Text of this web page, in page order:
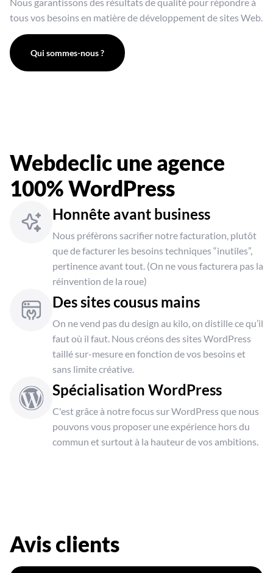
tous vos besoins en matière de développement de sites Web.
Qui sommes-nous ?
Webdeclic une agence
100% WordPress
Honnête avant business
Nous préfèrons sacrifier notre facturation, plutôt
que de facturer les besoins techniques “inutiles”,
pertinence avant tout. (On ne vous facturera pas la
réinvention de la roue)
Des sites cousus mains
On ne vend pas du design au kilo, on distille ce qu’il
faut où il faut. Nous créons des sites WordPress
taillé sur-mesure en fonction de vos besoins et
sans limite créative.
Spécialisation WordPress
C'est grâce à notre focus sur WordPress que nous
pouvons vous proposer une expérience hors du
commun et surtout à la hauteur de vos ambitions.
Avis clients